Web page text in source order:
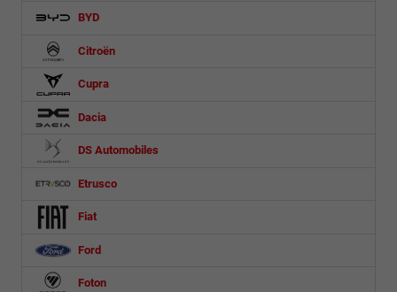
BYD
Citroën
Cupra
Dacia
DS Automobiles
Etrusco
Fiat
Ford
Foton